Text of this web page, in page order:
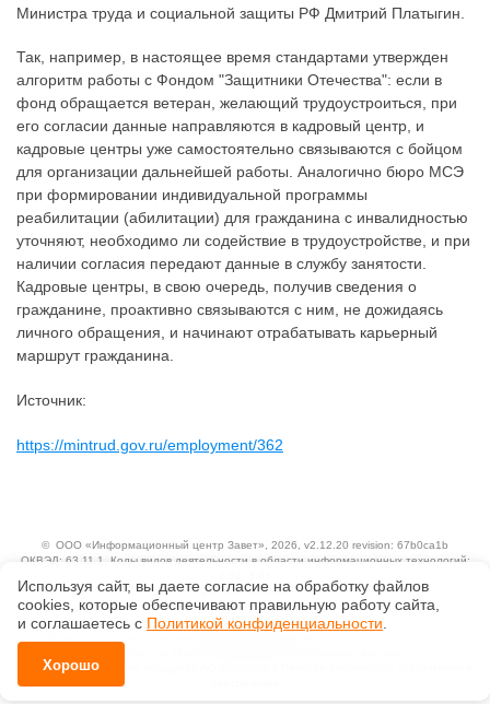
Министра труда и социальной защиты РФ Дмитрий Платыгин.
Так, например, в настоящее время стандартами утвержден
алгоритм работы с Фондом "Защитники Отечества": если в
фонд обращается ветеран, желающий трудоустроиться, при
его согласии данные направляются в кадровый центр, и
кадровые центры уже самостоятельно связываются с бойцом
для организации дальнейшей работы. Аналогично бюро МСЭ
при формировании индивидуальной программы
реабилитации (абилитации) для гражданина с инвалидностью
уточняют, необходимо ли содействие в трудоустройстве, и при
наличии согласия передают данные в службу занятости.
Кадровые центры, в свою очередь, получив сведения о
гражданине, проактивно связываются с ним, не дожидаясь
личного обращения, и начинают отрабатывать карьерный
маршрут гражданина.
Источник:
https://mintrud.gov.ru/employment/362
© ООО «Информационный центр Завет», 2026, v2.12.20 revision: 67b0ca1b
ОКВЭД: 63.11.1, Коды видов деятельности в области информационных технологий:
Ценовая политика
Технологии
Справка о регистрации продуктов АО «Кодекс» в Реестре российского программного
Используя сайт, вы даете согласие на обработку файлов
сооkiеs, которые обеспечивают правильную работу сайта,
и соглашаетесь с Политикой конфиденциальности
Хорошо